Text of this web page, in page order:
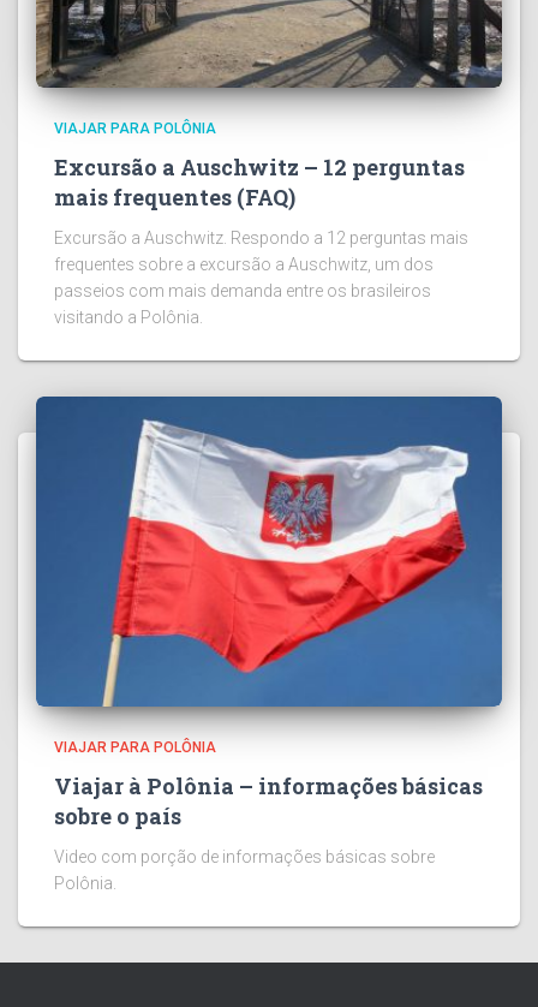
VIAJAR PARA POLÔNIA
Excursão a Auschwitz – 12 perguntas
mais frequentes (FAQ)
Excursão a Auschwitz. Respondo a 12 perguntas mais
frequentes sobre a excursão a Auschwitz, um dos
passeios com mais demanda entre os brasileiros
visitando a Polônia.
VIAJAR PARA POLÔNIA
Viajar à Polônia – informações básicas
sobre o país
Video com porção de informações básicas sobre
Polônia.